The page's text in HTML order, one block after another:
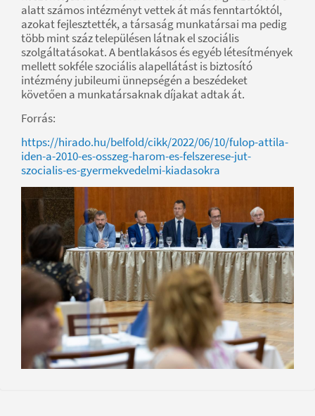
alatt számos intézményt vettek át más fenntartóktól,
azokat fejlesztették, a társaság munkatársai ma pedig
több mint száz településen látnak el szociális
szolgáltatásokat. A bentlakásos és egyéb létesítmények
mellett sokféle szociális alapellátást is biztosító
intézmény jubileumi ünnepségén a beszédeket
követően a munkatársaknak díjakat adtak át.
Forrás:
https://hirado.hu/belfold/cikk/2022/06/10/fulop-attila-
iden-a-2010-es-osszeg-harom-es-felszerese-jut-
szocialis-es-gyermekvedelmi-kiadasokra